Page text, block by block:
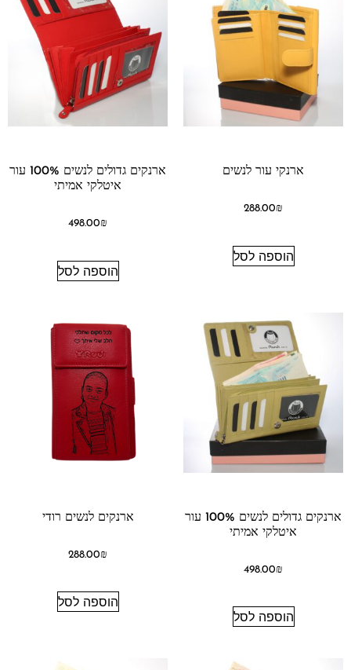
ארנקי עור לנשים
288.00₪
הוספה לסל
ארנקים גדולים לנשים 100% עור
איטלקי אמיתי
498.00₪
הוספה לסל
ארנקים גדולים לנשים 100% עור
איטלקי אמיתי
498.00₪
הוספה לסל
ארנקים לנשים רודי
288.00₪
הוספה לסל